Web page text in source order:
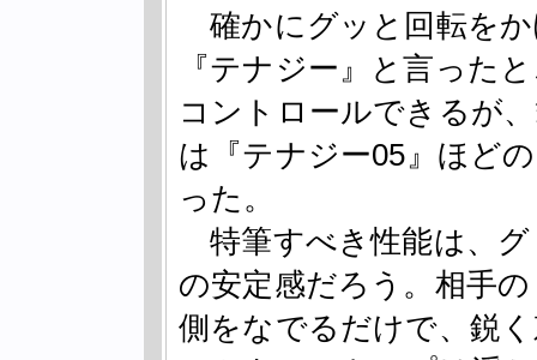
確かにグッと回転を
『テナジー』と言った
コントロールできるが
は『テナジー05』ほど
った。
特筆すべき性能は、
の安定感だろう。相手
側をなでるだけで、鋭